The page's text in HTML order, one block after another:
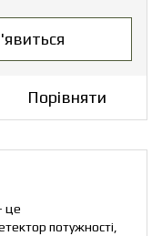
Порівняти
це
потужності,